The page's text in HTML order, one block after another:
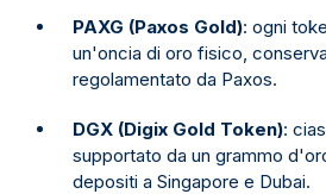
PAXG (Paxos Gold): ogni
un'oncia di oro fisico,
regolamentato da Paxos.
DGX (Digix Gold Token):
supportato da un grammo
depositi a Singapore e Dubai.